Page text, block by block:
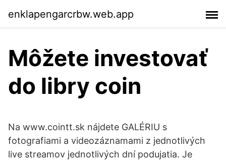
enklapengarcrbw.web.app
Môžete investovať
do libry coin
Na www.cointt.sk nájdete GALÉRIU s
fotografiami a videozáznamami z jednotlivých
live streamov jednotlivých dní podujatia. Je